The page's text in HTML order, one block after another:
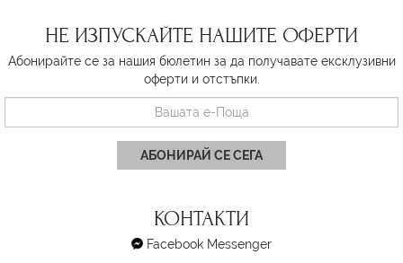
НЕ ИЗПУСКАЙТЕ НАШИТЕ ОФЕРТИ
Абонирайте се за нашия бюлетин за да получавате ексклузивни
оферти и отстъпки.
АБОНИРАЙ СЕ СЕГА
КОНТАКТИ
Facebook Messenger